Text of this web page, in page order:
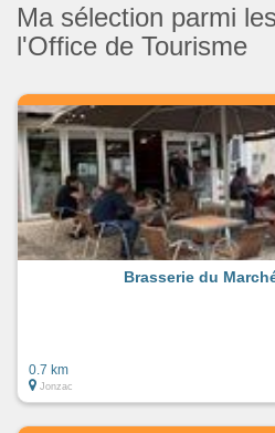
Ma sélection parmi
l'Office de Tourisme
Brasserie du
0.7 km
Jonzac